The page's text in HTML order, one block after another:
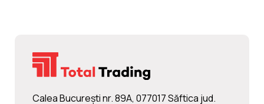
Calea Bucureşti nr. 89A, 077017 Săftica jud.